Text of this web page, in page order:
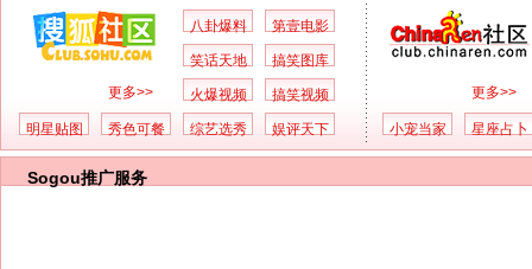
更多>>
八卦爆料 第壹电影
笑话天地 搞笑图库
火爆视频 搞笑视频
明星贴图 秀色可餐 综艺选秀 娱评天下
更多>>
小宠当家 星座占卜
Sogou推广服务